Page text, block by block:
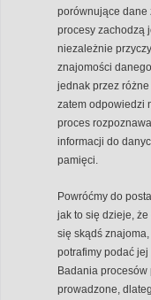
porównujące dane
procesy zachodzą
niezależnie
znajomości
jednak przez
zatem odpowiedzi
proces
informacji do
pamięci.
Powróćmy do
jak to się dzieje,
się skądś
potrafimy podać jej
Badania
prowadzone,